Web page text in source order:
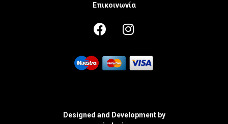
Επικοινωνία
Designed and Development by